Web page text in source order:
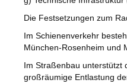
Die Festsetzungen zum
Im Schienenverkehr
München-Rosenheim und
Im Straßenbau unterstützt
großräumige Entlastung